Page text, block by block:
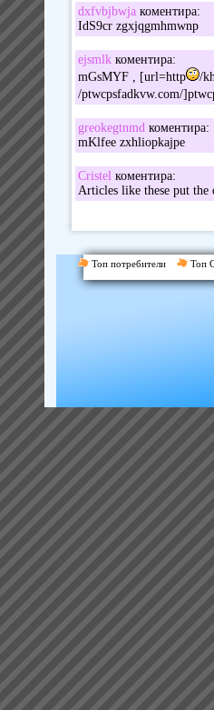
dxfvbjbwjaкоментира:
IdS9cr zgxjqgmhmwnp
ejsmlkкоментира:
mGsMYF , [url=http
/
/ptwcpsfadkvw.com/
greokegtnmd коментира:
mKlfee zxhliopkajpe
Cristel коментира:
Articles like these put
Топ потребители Топ